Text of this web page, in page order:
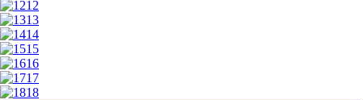
12
13
14
15
16
17
18